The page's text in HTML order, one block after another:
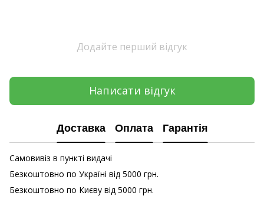
Додайте перший відгук
Написати відгук
Доставка Оплата Гарантія
Самовивіз в пункті видачі
Безкоштовно по Україні від 5000 грн.
Безкоштовно по Києву від 5000 грн.